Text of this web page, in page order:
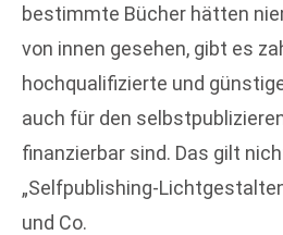
bestimmte Bücher hätten
von innen gesehen, gibt es
hochqualifizierte und
auch für den
finanzierbar sind. Das gilt
„Selfpublishing-
und Co.